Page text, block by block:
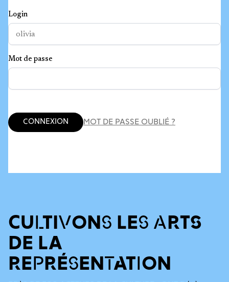
Login
Mot de passe
Connexion MOT DE PASSE OUBLIÉ ?
CULTIVONS LES ARTS
DE LA
REPRÉSENTATION